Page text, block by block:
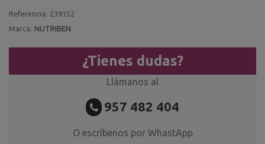
Referencia: 239152
Marca: NUTRIBEN
¿Tienes dudas?
Llámanos al
957 482 404
O escríbenos por WhastApp